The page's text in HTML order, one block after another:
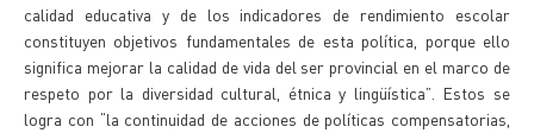
calidad educativa y de los indicadores de rendimiento escolar
constituyen objetivos fundamentales de esta política, porque ello
significa mejorar la calidad de vida del ser provincial en el marco de
respeto por la diversidad cultural, étnica y lingüística”. Estos se
logra con “la continuidad de acciones de políticas compensatorias,